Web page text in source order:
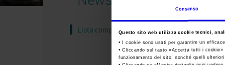
Consenso
Questo sito web utilizza cookie tecnici,
• I cookie sono usati per garantire un
• Cliccando sul tasto «Accetta tutti i cookie»
funzionamento del sito, nonché quelli
Lista completa